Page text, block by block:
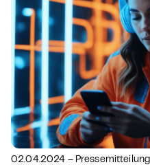
02.04.2024 – Pressemitteilung